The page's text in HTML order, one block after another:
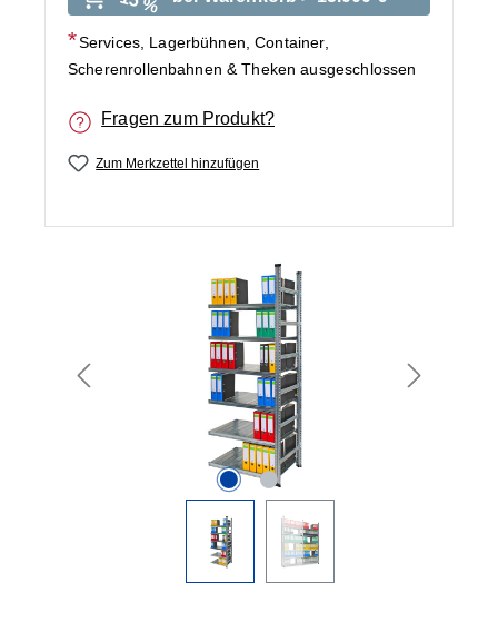
Services, Lagerbühnen, Container,
Scherenrollenbahnen & Theken ausgeschlossen
Fragen zum Produkt?
Zum Merkzettel hinzufügen
Bildergalerie überspringen